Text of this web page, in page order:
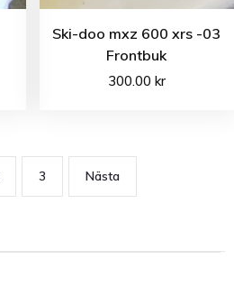
Ski-doo mxz 600 xrs -03
Frontbuk
300.00 kr
3 Nästa